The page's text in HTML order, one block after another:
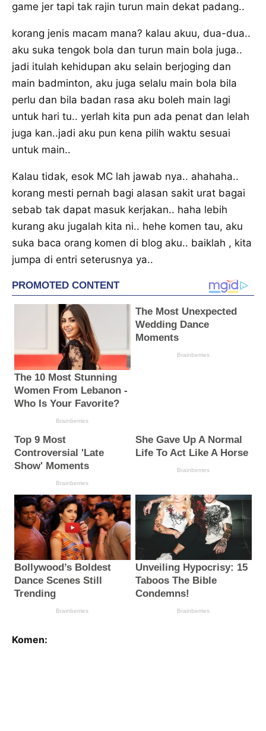
game jer tapi tak rajin turun main dekat padang..
korang jenis macam mana? kalau akuu, dua-dua..
aku suka tengok bola dan turun main bola juga..
jadi itulah kehidupan aku selain berjoging dan
main badminton, aku juga selalu main bola bila
perlu dan bila badan rasa aku boleh main lagi
untuk hari tu.. yerlah kita pun ada penat dan lelah
juga kan..jadi aku pun kena pilih waktu sesuai
untuk main..
Kalau tidak, esok MC lah jawab nya.. ahahaha..
korang mesti pernah bagi alasan sakit urat bagai
sebab tak dapat masuk kerjakan.. haha lebih
kurang aku jugalah kita ni.. hehe komen tau, aku
suka baca orang komen di blog aku.. baiklah , kita
jumpa di entri seterusnya ya..
Komen: